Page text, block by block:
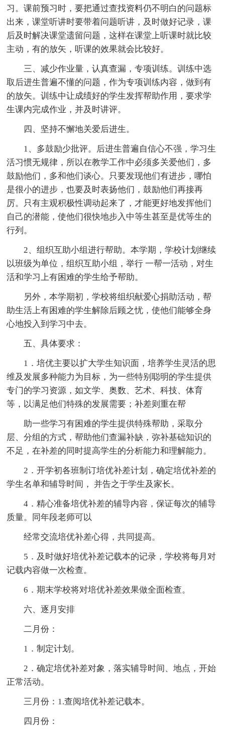
习。课前预习时，要把通过查找资料仍不明白的问题标
出来，课堂听讲时要带着问题听讲，及时做好记录，课
后及时解决课堂遗留问题，这样在课堂上听课时就比较
主动，有的放矢，听课的效果就会比较好。
三、减少作业量，认真查漏，专项训练。训练中选
取后进生普遍不懂的问题，作为专项训练内容，做到有
的放矢。训练中让成绩好的学生发挥帮助作用，要求学
生课内完成作业，并及时讲评。
四、坚持不懈地关爱后进生。
1、多鼓励少批评。后进生普遍自信心不强，学习生
活习惯无规律，所以在教学工作中必须多关爱他们，多
鼓励他们，多和他们谈心。只要发现他们有进步，哪怕
是很小的进步，也要及时表扬他们，鼓励他们再接再
厉。只有主观积极性调动起来了，才能更好地发挥他们
自己的潜能，使他们很快地步入中等生甚至是优等生的
行列。
2、组织互助小组进行帮助。本学期，学校计划继续
以班级为单位，组织互助小组，举行 一帮一活动，对生
活和学习上有困难的学生给予帮助。
另外，本学期初，学校将组织献爱心捐助活动，帮
助生活上有困难的学生解除后顾之忧，使他们能够全身
心地投入到学习中去。
五、具体要求：
1．培优主要以扩大学生知识面，培养学生灵活的思
维及发展多种能力为目标，为一些特别聪明的学生提供
专门的学习资源，如文学、奥数、艺术、科技、体育
等，以满足他们特殊的发展需要；补差则重在帮
助一些学习有困难的学生提供特殊帮助，采取分
层、分组的方式，帮助他们查漏补缺，弥补基础知识的
不足，在补差的同时提高学生的分析能力和理解能力。
2．开学初各班制订培优补差计划，确定培优补差的
学生名单和辅导时间， 并告之于学生及家长。
4．精心准备培优补差的辅导内容，保证每次的辅导
质量。同年段老师可以
经常交流培优补差心得，共同提高。
5．及时做好培优补差记载本的记录，学校将每月对
记载内容做一次检查。
6．期末学校将对培优补差效果做全面检查。
六、逐月安排
二月份：
1．制定计划。
2．确定培优补差对象，落实辅导时间、地点，开始
正常活动。
三月份：1.查阅培优补差记载本。
四月份：